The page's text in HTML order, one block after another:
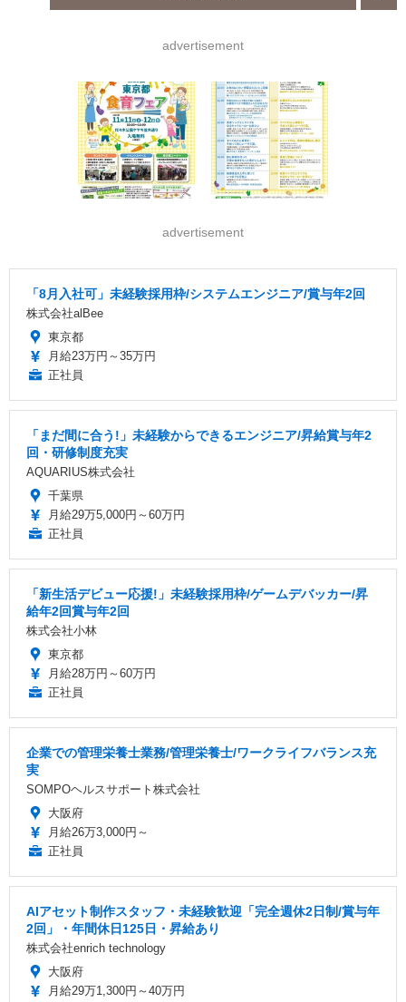
advertisement
advertisement
「8月入社可」未経験採用枠/システムエンジニア/賞与年2回
株式会社alBee
東京都
月給23万円～35万円
正社員
「まだ間に合う!」未経験からできるエンジニア/昇給賞与年2
回・研修制度充実
AQUARIUS株式会社
千葉県
月給29万5,000円～60万円
正社員
「新生活デビュー応援!」未経験採用枠/ゲームデバッカー/昇
給年2回賞与年2回
株式会社小林
東京都
月給28万円～60万円
正社員
企業での管理栄養士業務/管理栄養士/ワークライフバランス充
実
SOMPOヘルスサポート株式会社
大阪府
月給26万3,000円～
正社員
AIアセット制作スタッフ・未経験歓迎「完全週休2日制/賞与年
2回」・年間休日125日・昇給あり
株式会社enrich technology
大阪府
月給29万1,300円～40万円